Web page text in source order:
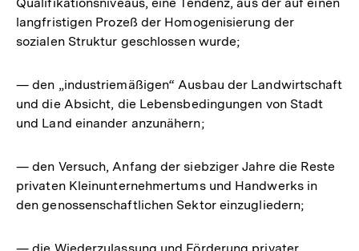
langfristigen Prozeß der Homogenisierung der
sozialen Struktur geschlossen wurde;
— den „industriemäßigen“ Ausbau der Landwirtschaft
und die Absicht, die Lebensbedingungen von Stadt
und Land einander anzunähern;
— den Versuch, Anfang der siebziger Jahre die Reste
privaten Kleinunternehmertums und Handwerks in
den genossenschaftlichen Sektor einzugliedern;
— die Wiederzulassung und Förderung privater